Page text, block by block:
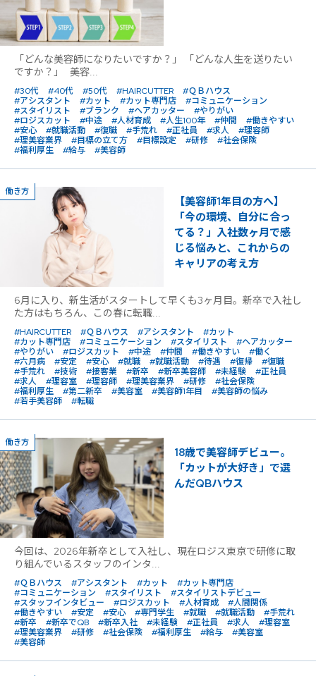
「どんな美容師になりたいですか？」 「どんな人生を送りたい
ですか？」 美容...
#30代 #40代 #50代 #HAIRCUTTER
#ＱＢハウス
#アシスタント
#カット #カット専門店
#コミュニケーション
#スタイリスト
#ブランク #ヘアカッター
#やりがい
#ロジスカット
#中途 #人材育成 #人生100年 #仲間
#働きやすい
#安心
#就職活動 #復職 #手荒れ #正社員 #求人
#理容師
#理美容業界
#目標の立て方 #目標設定 #研修
#社会保険
#福利厚生
#給与 #美容師
働き方
【美容師1年目の方へ】
「今の環境、自分に合っ
てる？」入社数ヶ月で感
じる悩みと、これからの
キャリアの考え方
6月に入り、新生活がスタートして早くも3ヶ月目。新卒で入社し
た方はもちろん、この春に転職...
#HAIRCUTTER #ＱＢハウス #アシスタント
#カット
#カット専門店
#コミュニケーション #スタイリスト
#ヘアカッター
#やりがい
#ロジスカット #中途 #仲間 #働きやすい
#働く
#六月病
#安定 #安心 #就職 #就職活動 #待遇 #復帰
#復職
#手荒れ
#技術 #接客業 #新卒 #新卒美容師 #未経験
#正社員
#求人
#理容室 #理容師 #理美容業界 #研修
#社会保険
#福利厚生
#第二新卒 #美容室 #美容師1年目
#美容師の悩み
#若手美容師
#転職
働き方
18歳で美容師デビュー。
「カットが大好き」で選
んだQBハウス
今回は、2026年新卒として入社し、現在ロジス東京で研修に取
り組んでいるスタッフのインタ...
#ＱＢハウス #アシスタント #カット
#カット専門店
#コミュニケーション
#スタイリスト
#スタイリストデビュー
#スタッフインタビュー
#ロジスカット #人材育成
#人間関係
#働きやすい
#安定 #安心 #専門学生 #就職 #就職活動
#手荒れ
#新卒
#新卒でQB #新卒入社 #未経験 #正社員 #求人
#理容室
#理美容業界
#研修 #社会保険 #福利厚生 #給与
#美容室
#美容師